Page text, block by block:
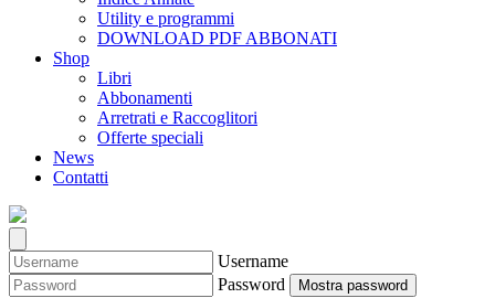
Utility e programmi
DOWNLOAD PDF ABBONATI
Shop
Libri
Abbonamenti
Arretrati e Raccoglitori
Offerte speciali
News
Contatti
Username
Password
Mostra password